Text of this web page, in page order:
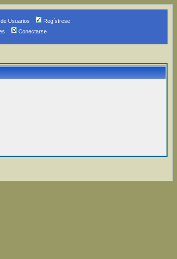
Usuarios
Regístrese
Conectarse